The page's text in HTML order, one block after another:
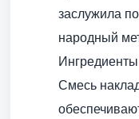
заслужила
народный
Смесь